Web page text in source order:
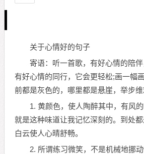
关于心情好的句子
寄语：听一首歌，有好心情的陪
有好心情的同行，它会更轻松;画一
前都是灰色的，哪里都是悬崖，举步
1. 黄颜色，使人陶醉其中，有风
就是这种味道让我记忆深刻的。到处
白云使人心晴舒畅。
2. 所谓练习微笑，不是机械地挪